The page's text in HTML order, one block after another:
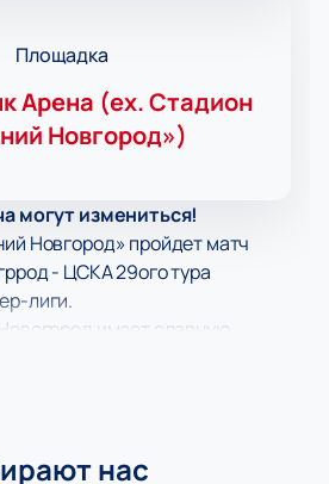
Площадка
Арена (ex. Стадион
Новгород»)
могут измениться!
Новгород» пройдет матч
- ЦСКА 29ого тура
лиги.
имеет славную
год принимает участие в РПЛ,
Именно в таких случаях
нас